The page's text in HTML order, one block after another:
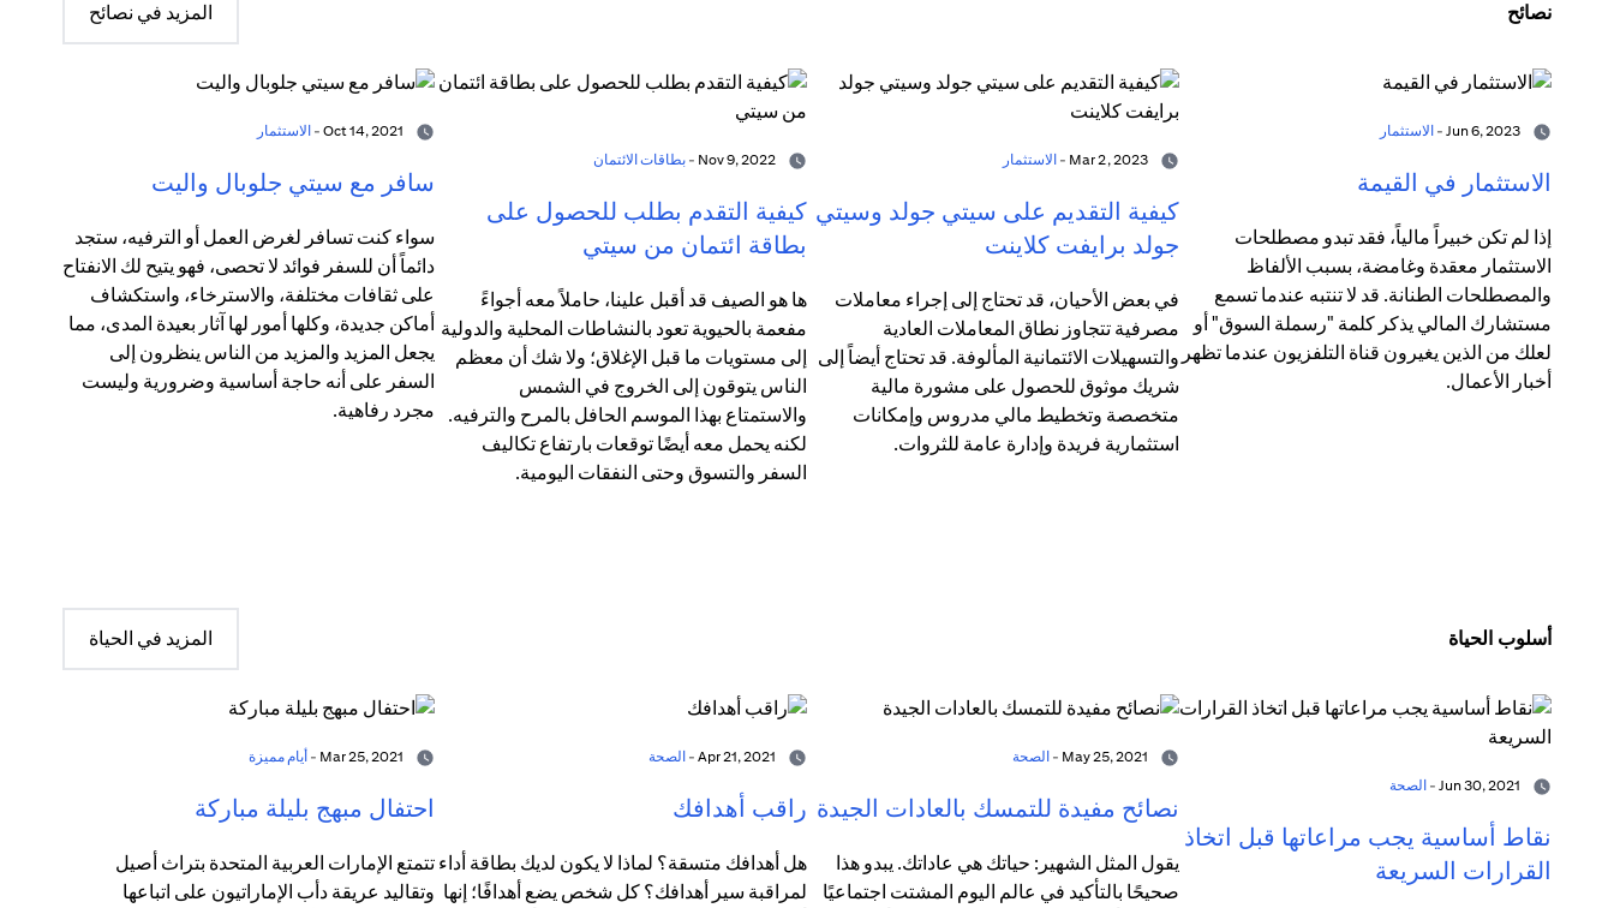
نصائح المزيد في نصائح
الاستثمار
الاستثمار في القيمة
إذا لم تكن خبيراً مالياً، فقد تبدو مصطلحات
الاستثمار معقدة وغامضة، بسبب الألفاظ
والمصطلحات الطنانة. قد لا تنتبه عندما تسمع
مستشارك المالي يذكر كلمة "رسملة السوق" أو
لعلك من الذين يغيرون قناة التلفزيون عندما تظهر
أخبار الأعمال.
الاستثمار
كيفية التقديم على سيتي جولد وسيتي
جولد برايفت كلاينت
في بعض الأحيان، قد تحتاج إلى إجراء معاملات
مصرفية تتجاوز نطاق المعاملات العادية
والتسهيلات الائتمانية المألوفة. قد تحتاج أيضاً إلى
شريك موثوق للحصول على مشورة مالية
متخصصة وتخطيط مالي مدروس وإمكانات
استثمارية فريدة وإدارة عامة للثروات.
بطاقات الائتمان
كيفية التقدم بطلب للحصول على
بطاقة ائتمان من سيتي
ها هو الصيف قد أقبل علينا، حاملاً معه أجواءً
مفعمة بالحيوية تعود بالنشاطات المحلية والدولية
إلى مستويات ما قبل الإغلاق؛ ولا شك أن معظم
الناس يتوقون إلى الخروج في الشمس
والاستمتاع بهذا الموسم الحافل بالمرح والترفيه.
لكنه يحمل معه أيضًا توقعات بارتفاع تكاليف
السفر والتسوق وحتى النفقات اليومية.
الاستثمار
سافر مع سيتي جلوبال واليت
سواء كنت تسافر لغرض العمل أو الترفيه، ستجد
دائماً أن للسفر فوائد لا تحصى، فهو يتيح لك الانفتاح
على ثقافات مختلفة، والاسترخاء، واستكشاف
أماكن جديدة، وكلها أمور لها آثار بعيدة المدى، مما
يجعل المزيد والمزيد من الناس ينظرون إلى
السفر على أنه حاجة أساسية وضرورية وليست
مجرد رفاهية.
أسلوب الحياة المزيد في الحياة
الصحة
نقاط أساسية يجب مراعاتها قبل اتخاذ
القرارات السريعة
الصحة
نصائح مفيدة للتمسك بالعادات الجيدة
يقول المثل الشهير: حياتك هي عاداتك. يبدو هذا
صحيحًا بالتأكيد في عالم اليوم المشتت اجتماعيًا
الصحة
راقب أهدافك
هل أهدافك متسقة؟ لماذا لا يكون لديك بطاقة أداء
لمراقبة سير أهدافك؟ كل شخص يضع أهدافًا؛ إنها
أيام مميزة
احتفال مبهج بليلة مباركة
تتمتع الإمارات العربية المتحدة بتراث أصيل
وتقاليد عريقة دأب الإماراتيون على اتباعها